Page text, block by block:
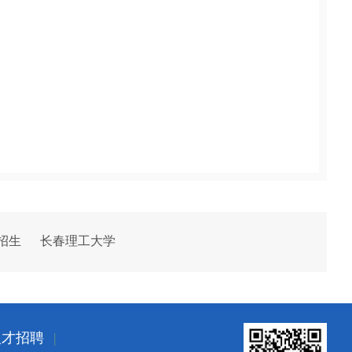
生 长春理工大学
招聘 |